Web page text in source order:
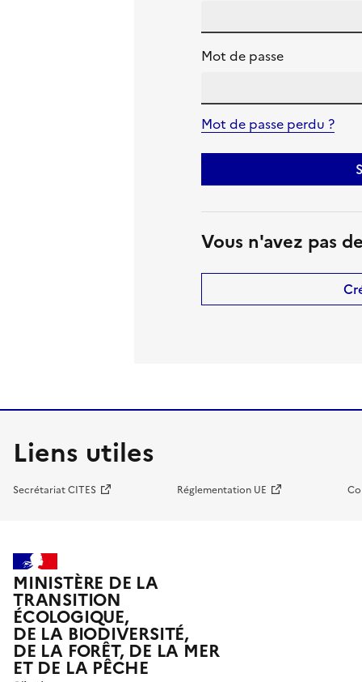
Mot de passe
Mot de passe perdu ?
Vous n'avez pas
Liens utiles
Secrétariat CITES Réglementation UE
MINISTÈRE DE LA
TRANSITION
ÉCOLOGIQUE,
DE LA BIODIVERSITÉ,
DE LA FORÊT, DE LA MER
ET DE LA PÊCHE